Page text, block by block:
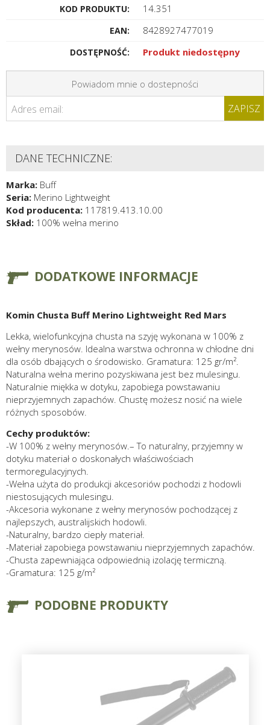
KOD PRODUKTU: 14.351
EAN: 8428927477019
DOSTĘPNOŚĆ: Produkt niedostępny
Powiadom mnie o dostepności
Adres email: ZAPISZ
DANE TECHNICZNE:
Marka: Buff
Seria: Merino Lightweight
Kod producenta: 117819.413.10.00
Skład: 100% wełna merino
DODATKOWE INFORMACJE
Komin Chusta Buff Merino Lightweight Red Mars
Lekka, wielofunkcyjna chusta na szyję wykonana w 100% z
wełny merynosów. Idealna warstwa ochronna w chłodne dni
dla osób dbających o środowisko. Gramatura: 125 gr/m².
Naturalna wełna merino pozyskiwana jest bez mulesingu.
Naturalnie miękka w dotyku, zapobiega powstawaniu
nieprzyjemnych zapachów. Chustę możesz nosić na wiele
różnych sposobów.
Cechy produktów:
-W 100% z wełny merynosów.– To naturalny, przyjemny w
dotyku materiał o doskonałych właściwościach
termoregulacyjnych.
-Wełna użyta do produkcji akcesoriów pochodzi z hodowli
niestosujących mulesingu.
-Akcesoria wykonane z wełny merynosów pochodzącej z
najlepszych, australijskich hodowli.
-Naturalny, bardzo ciepły materiał.
-Materiał zapobiega powstawaniu nieprzyjemnych zapachów.
-Chusta zapewniająca odpowiednią izolację termiczną.
-Gramatura: 125 g/m²
PODOBNE PRODUKTY